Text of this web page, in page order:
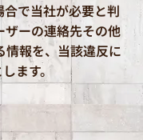
で当社が必要と判
ザーの連絡先その他
情報を、当該違反に
ます。